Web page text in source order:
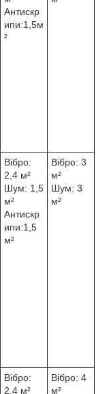
Антискр
ипи:1,5м
²
Вібро:
2,4 м²
Шум: 1,5
м²
Антискр
ипи:1,5
м²
Вібро: 3
м²
Шум: 3
м²
Вібро:
2,4 м²
Вібро: 4
м²